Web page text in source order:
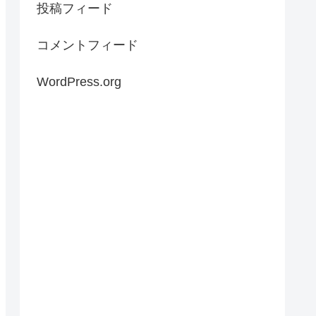
投稿フィード
コメントフィード
WordPress.org